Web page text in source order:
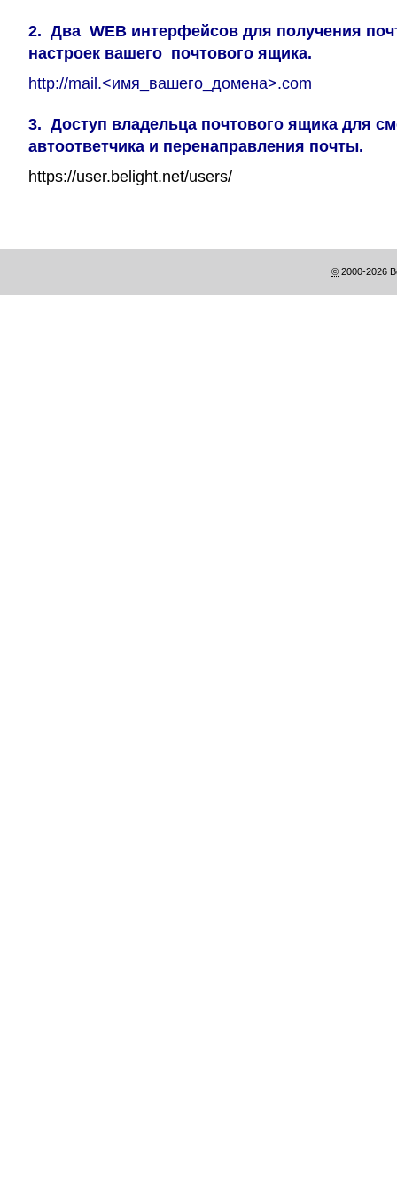
2. Два WEB интерфейсов для получения
настроек вашего почтового ящика.
http://mail.<имя_вашего_домена>.com
3. Доступ владельца почтового ящика для
автоответчика и перенаправления почты.
https://user.belight.net/users/
© 2000-2026